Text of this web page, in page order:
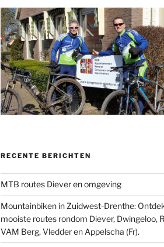
RECENTE BERICHTEN
MTB routes Diever en omgeving
Mountainbiken in Zuidwest-Drenthe:
mooiste routes rondom Diever, Dwingeloo,
VAM Berg, Vledder en Appelscha (Fr).